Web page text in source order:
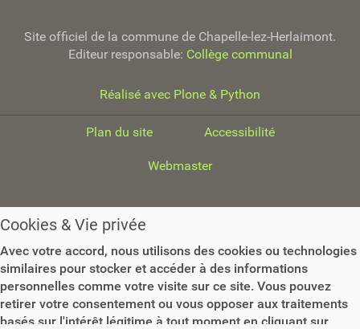
Site officiel de la commune de Chapelle-lez-Herlaimont.
Editeur responsable: Collège communal
Réalisé avec Plone & Python
Plan du site Accessibilité
Webmaster
Cookies & Vie privée
Avec votre accord, nous utilisons des cookies ou technologies
similaires pour stocker et accéder à des informations
personnelles comme votre visite sur ce site. Vous pouvez
retirer votre consentement ou vous opposer aux traitements
basés sur l'intérêt légitime à tout moment en cliquant sur